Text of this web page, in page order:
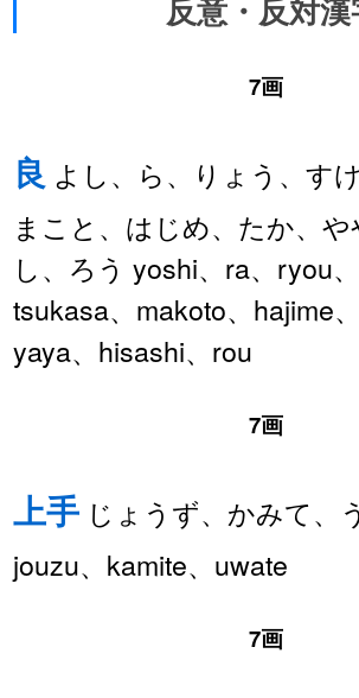
反意・反対漢
7画
良 よし、ら、りょう、す
まこと、はじめ、たか、や
し、ろう yoshi、ra、ryou、
tsukasa、makoto、hajime、
yaya、hisashi、rou
7画
上手 じょうず、かみて、
jouzu、kamite、uwate
7画